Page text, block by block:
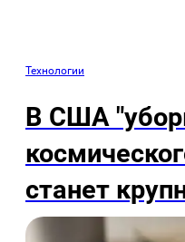
Технологии
В США
станет